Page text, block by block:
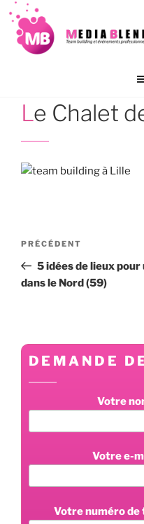
Aller
contenu
principal
Le Chalet
Navigation
l’article
Article
précédent
PRÉCÉDENT
5 idées de lieux
dans le Nord (59)
DEMANDE
Votre
Votre e-
Votre numéro